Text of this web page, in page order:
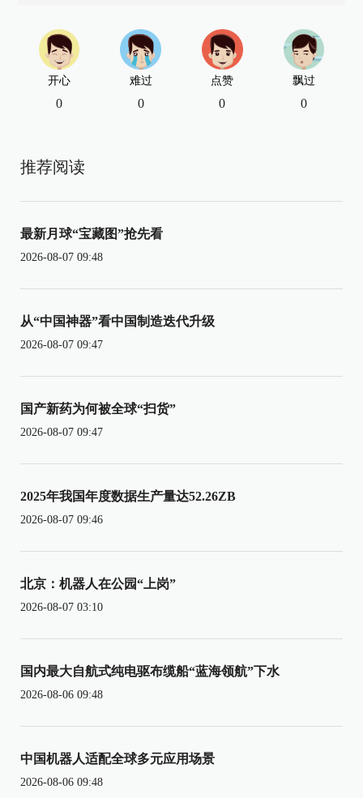
开心
0
难过
0
点赞
0
飘过
0
推荐阅读
最新月球“宝藏图”抢先看
2026-08-07 09:48
从“中国神器”看中国制造迭代升级
2026-08-07 09:47
国产新药为何被全球“扫货”
2026-08-07 09:47
2025年我国年度数据生产量达52.26ZB
2026-08-07 09:46
北京：机器人在公园“上岗”
2026-08-07 03:10
国内最大自航式纯电驱布缆船“蓝海领航”下水
2026-08-06 09:48
中国机器人适配全球多元应用场景
2026-08-06 09:48